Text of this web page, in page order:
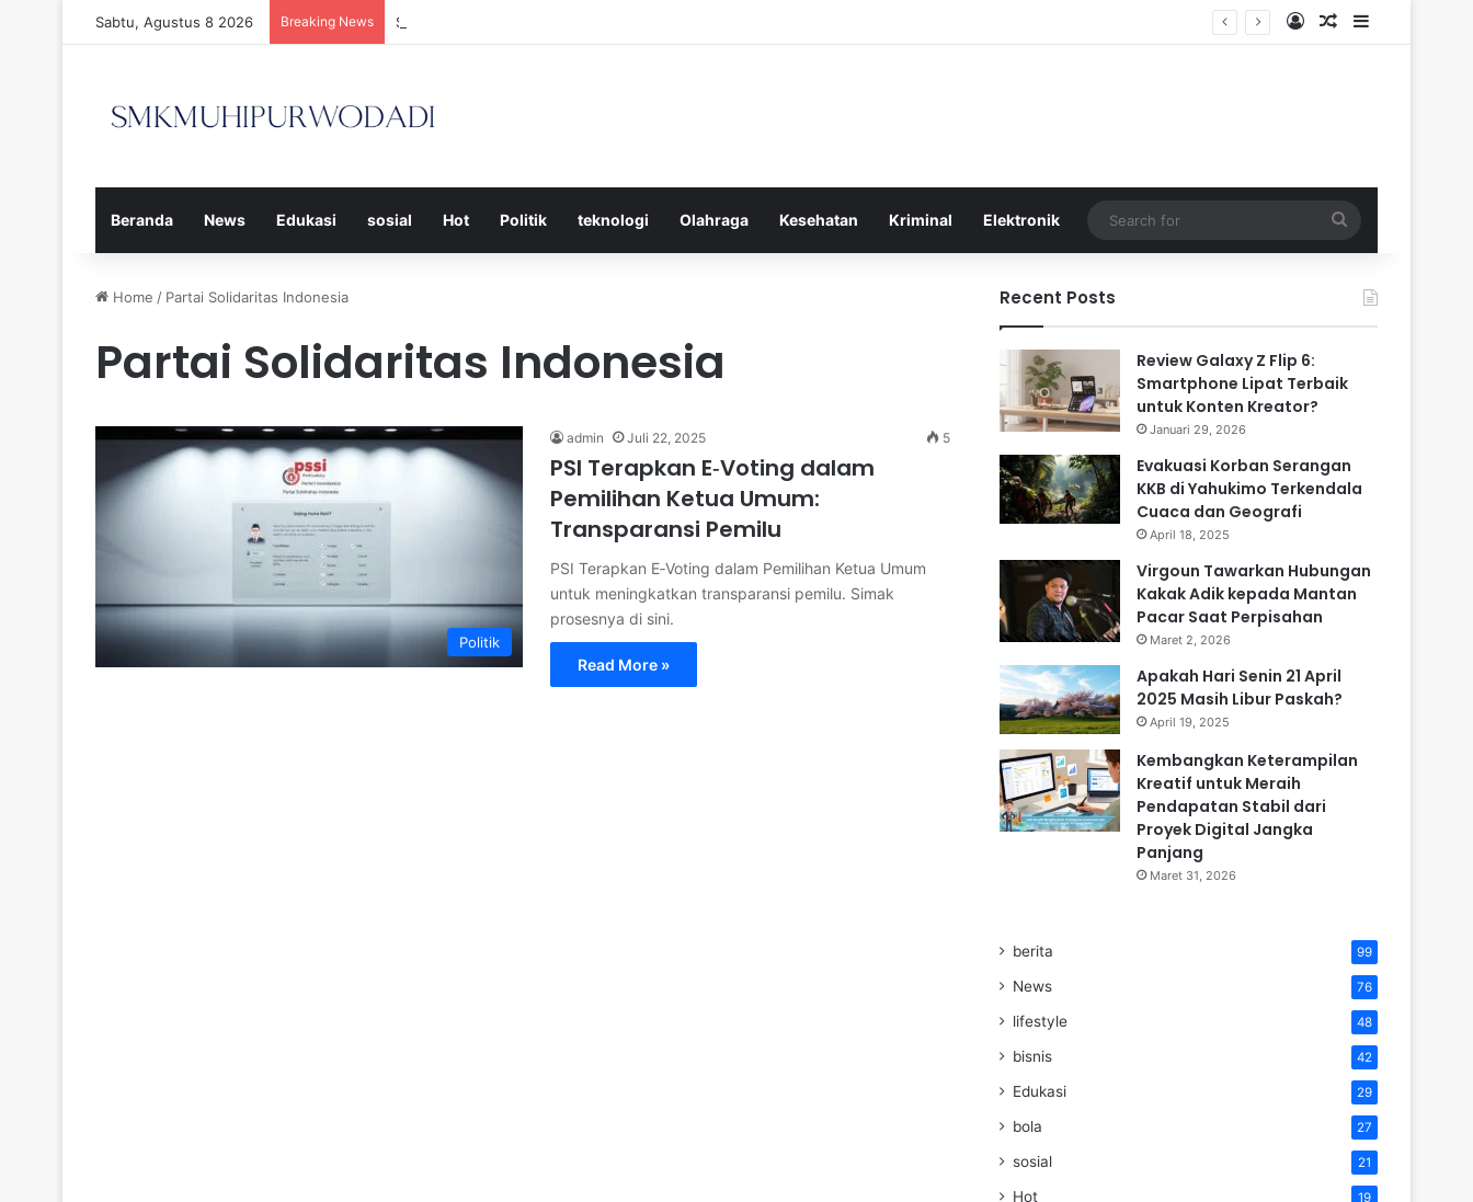
Sabtu, Agustus 8 2026 Breaking News Strategi Efektif Menggunakan Media Sosial untuk Menghemat Waktu Berharga Anda Log InRandom Article
Sidebar
Beranda News Edukasi sosial Hot Politik teknologi Olahraga Kesehatan Kriminal Elektronik
for
Home / Partai Solidaritas Indonesia
Partai Solidaritas Indonesia
Politik
admin Juli 22, 2025 5
PSI Terapkan E‑Voting dalam
Pemilihan Ketua Umum:
Transparansi Pemilu
PSI Terapkan E‑Voting dalam Pemilihan Ketua Umum
untuk meningkatkan transparansi pemilu. Simak
prosesnya di sini.
Read More »
Recent Posts
Review Galaxy Z Flip 6:
Smartphone Lipat Terbaik
untuk Konten Kreator?
Januari 29, 2026
Evakuasi Korban Serangan
KKB di Yahukimo Terkendala
Cuaca dan Geografi
April 18, 2025
Virgoun Tawarkan Hubungan
Kakak Adik kepada Mantan
Pacar Saat Perpisahan
Maret 2, 2026
Apakah Hari Senin 21 April
2025 Masih Libur Paskah?
April 19, 2025
Kembangkan Keterampilan
Kreatif untuk Meraih
Pendapatan Stabil dari
Proyek Digital Jangka
Panjang
Maret 31, 2026
berita 99
News 76
lifestyle 48
bisnis 42
Edukasi 29
bola 27
sosial 21
Hot 19